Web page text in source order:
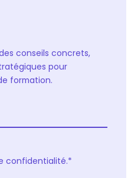
conseils concrets,
pour
formation.
confidentialité.*